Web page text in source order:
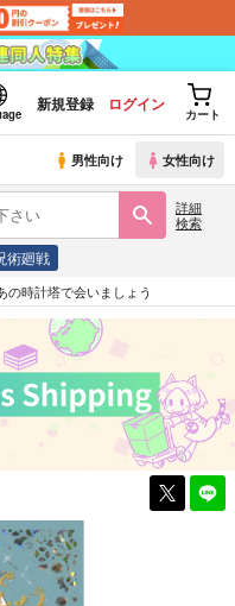
新規登録 ログイン
カート
男性向け 女性向け
詳細
検索
術廻戦
の時計塔で会いましょう